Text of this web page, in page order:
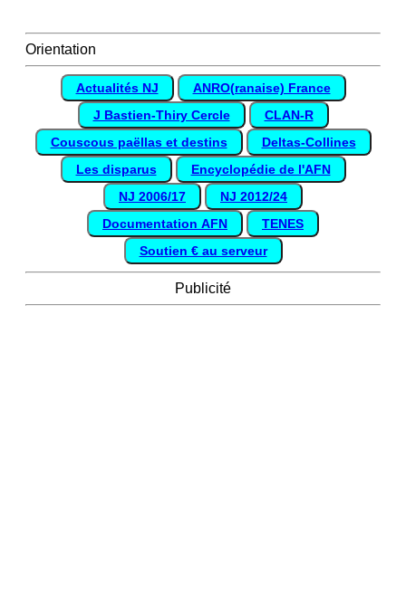
Orientation
Actualités NJ
ANRO(ranaise) France
J Bastien-Thiry Cercle
CLAN-R
Couscous paëllas et destins
Deltas-Collines
Les disparus
Encyclopédie de l'AFN
NJ 2006/17
NJ 2012/24
Documentation AFN
TENES
Soutien € au serveur
Publicité